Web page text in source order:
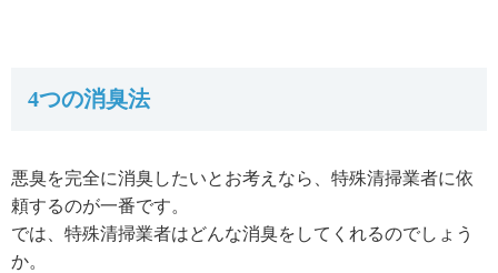
4つの消臭法
悪臭を完全に消臭したいとお考えなら、特殊清掃業者に依
頼するのが一番です。
では、特殊清掃業者はどんな消臭をしてくれるのでしょう
か。